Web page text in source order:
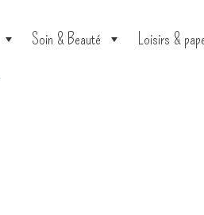
Soin & Beauté Loisirs &